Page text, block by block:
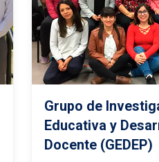
Grupo de
Educativa y
Docente (GEDEP)